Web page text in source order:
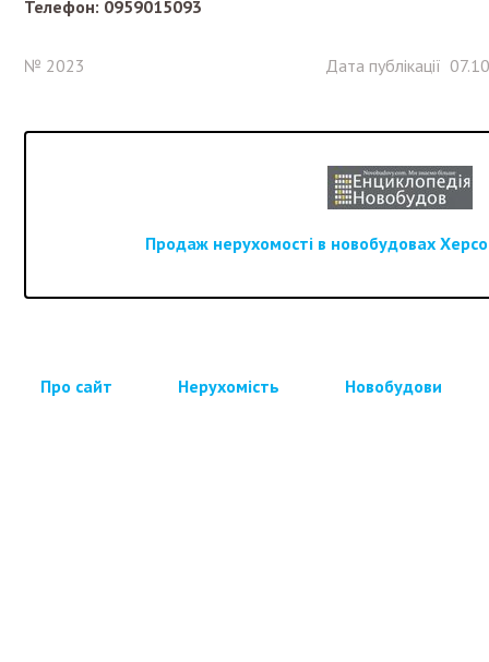
Телефон: 0959015093
№ 2023 Дата публікації
Продаж нерухомості в новобудовах
Про сайт Нерухомість Новобудови